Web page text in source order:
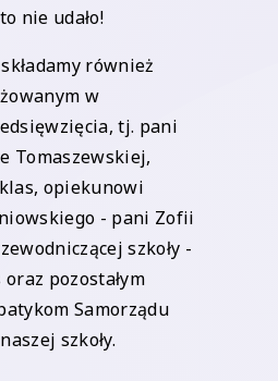
nie udało!
również
w
tj. pani
Tomaszewskiej,
opiekunowi
- pani Zofii
szkoły -
pozostałym
Samorządu
szkoły.